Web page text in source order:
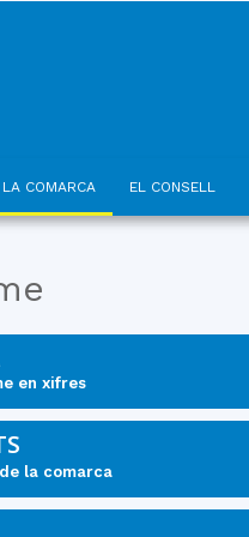
LA COMARCA EL CONSELL
en xifres
la comarca